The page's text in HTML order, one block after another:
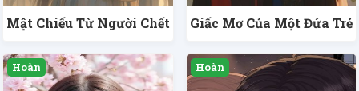
Mật Chiếu Từ Người Chết Giấc Mơ Của Một Đứa Trẻ